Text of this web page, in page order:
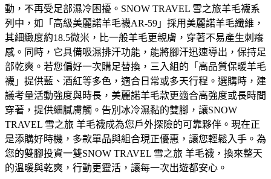
動，不再受足部濕冷困擾。SNOW TRAVEL 雪之旅羊毛襪系
列中，如「高級美麗諾羊毛襪AR-59」採用美麗諾羊毛纖維，
其細緻度約18.5微米，比一般羊毛更親膚，穿著不易產生刺癢
感。同時，它具備吸濕排汗功能，能將腳汗迅速導出，保持足
部乾爽。若您偏好一次購足替換，三入組的「高品質保暖羊毛
襪」提供藍、酒紅等多色，適合日常或多天行程。選購時，建
議考量活動強度與時長，美麗諾羊毛款更適合高強度或長時間
穿著，提供細膩膚觸。告別冰冷濕黏的雙腳，讓SNOW
TRAVEL 雪之旅 羊毛襪成為您戶外探險的可靠夥伴。現在正
是添購好時機，多款單品與組合現正優惠，讓您輕鬆入手。為
您的雙腳投資一雙SNOW TRAVEL 雪之旅 羊毛襪，換來整天
的溫暖與乾爽，行動更靈活，讓每一次出遊都安心。